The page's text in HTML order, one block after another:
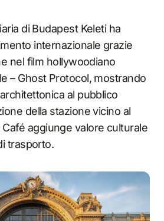
di Budapest Keleti ha
internazionale grazie
nel film hollywoodiano
– Ghost Protocol, mostrando
al pubblico
della stazione vicino al
aggiunge valore culturale
trasporto.